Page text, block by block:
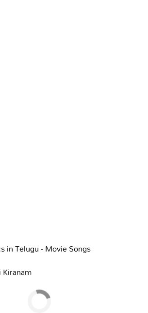
in Telugu - Movie Songs